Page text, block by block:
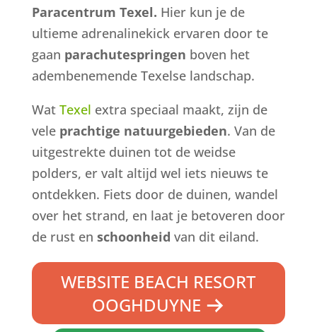
Paracentrum Texel. Hier kun je de
ultieme adrenalinekick ervaren door te
gaan parachutespringen boven het
adembenemende Texelse landschap.
Wat Texel extra speciaal maakt, zijn de
vele prachtige natuurgebieden. Van de
uitgestrekte duinen tot de weidse
polders, er valt altijd wel iets nieuws te
ontdekken. Fiets door de duinen, wandel
over het strand, en laat je betoveren door
de rust en schoonheid van dit eiland.
WEBSITE BEACH RESORT
OOGHDUYNE